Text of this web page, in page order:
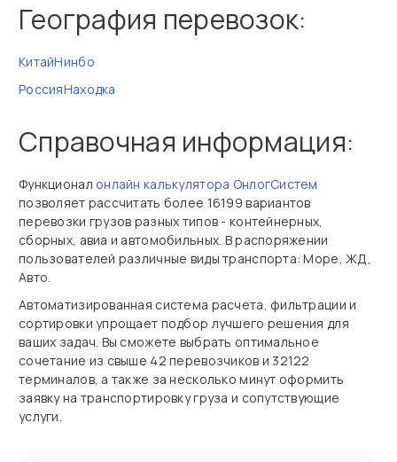
География перевозок:
КитайНинбо
РоссияНаходка
Справочная информация:
Функционал онлайн калькулятора ОнлогСистем
позволяет рассчитать более 16199 вариантов
перевозки грузов разных типов - контейнерных,
сборных, авиа и автомобильных. В распоряжении
пользователей различные виды транспорта: Море, ЖД,
Авто.
Автоматизированная система расчета, фильтрации и
сортировки упрощает подбор лучшего решения для
ваших задач. Вы сможете выбрать оптимальное
сочетание из свыше 42 перевозчиков и 32122
терминалов, а также за несколько минут оформить
заявку на транспортировку груза и сопутствующие
услуги.